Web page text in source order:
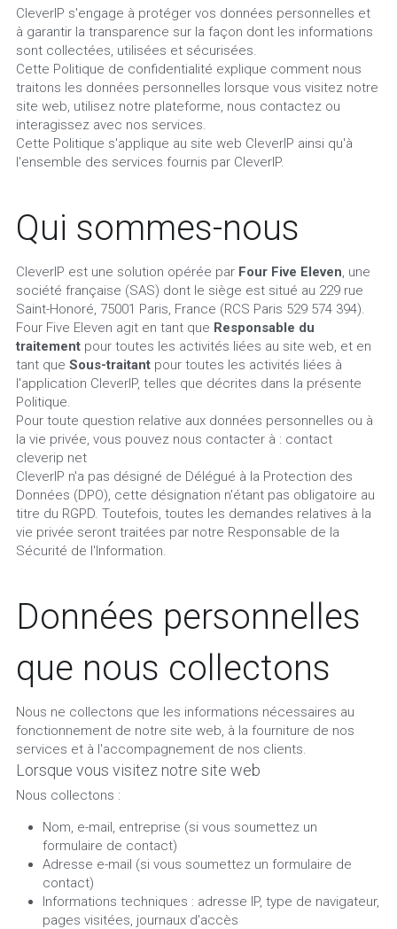
CleverIP s'engage à protéger vos données personnelles et
à garantir la transparence sur la façon dont les informations
sont collectées, utilisées et sécurisées.
Cette Politique de confidentialité explique comment nous
traitons les données personnelles lorsque vous visitez notre
site web, utilisez notre plateforme, nous contactez ou
interagissez avec nos services.
Cette Politique s'applique au site web CleverIP ainsi qu'à
l'ensemble des services fournis par CleverIP.
Qui sommes-nous
CleverIP est une solution opérée par Four Five Eleven , une
société française (SAS) dont le siège est situé au 229 rue
Saint-Honoré, 75001 Paris, France (RCS Paris 529 574 394).
Four Five Eleven agit en tant que Responsable du
traitement pour toutes les activités liées au site web, et en
tant que Sous-traitant pour toutes les activités liées à
l'application CleverIP, telles que décrites dans la présente
Politique.
Pour toute question relative aux données personnelles ou à
la vie privée, vous pouvez nous contacter à : contact
cleverip net
CleverIP n'a pas désigné de Délégué à la Protection des
Données (DPO), cette désignation n'étant pas obligatoire au
titre du RGPD. Toutefois, toutes les demandes relatives à la
vie privée seront traitées par notre Responsable de la
Sécurité de l'Information.
Données personnelles
que nous collectons
Nous ne collectons que les informations nécessaires au
fonctionnement de notre site web, à la fourniture de nos
services et à l'accompagnement de nos clients.
Lorsque vous visitez notre site web
Nous collectons :
Nom, e-mail, entreprise (si vous soumettez un
formulaire de contact)
Adresse e-mail (si vous soumettez un formulaire de
contact)
Informations techniques : adresse IP, type de navigateur,
pages visitées, journaux d'accès